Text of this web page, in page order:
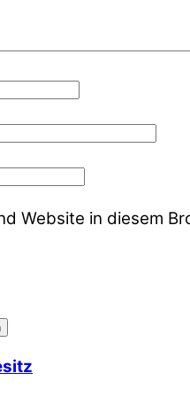
Website in diesem